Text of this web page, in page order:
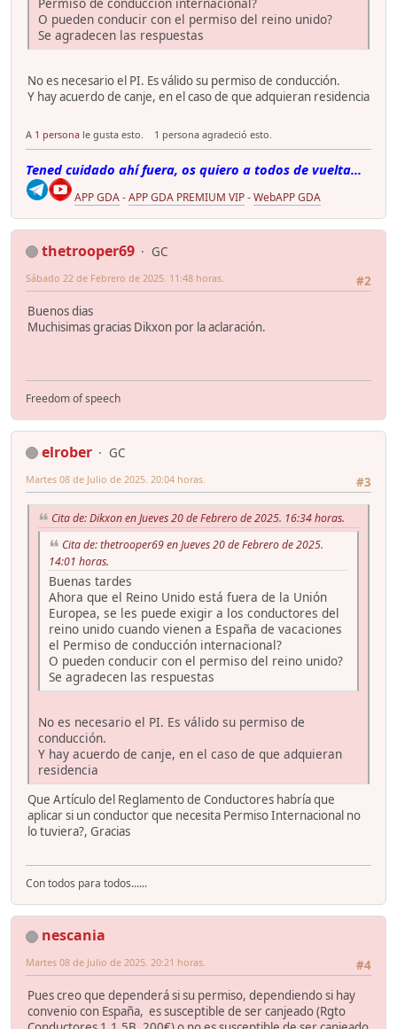
O pueden conducir con el permiso del reino unido?
Se agradecen las respuestas
No es necesario el PI. Es válido su permiso de conducción.
Y hay acuerdo de canje, en el caso de que adquieran residencia
A 1 persona le gusta esto. 1 persona agradeció esto.
Tened cuidado ahí fuera, os quiero a todos de vuelta...
APP GDA-APP GDA PREMIUM VIP-WebAPP GDA
thetrooper69
GC
#2
Sábado 22 de Febrero de 2025. 11:48 horas.
Buenos dias
Muchisimas gracias Dikxon por la aclaración.
Freedom of speech
elrober
GC
#3
Martes 08 de Julio de 2025. 20:04 horas.
Cita de: Dikxon en Jueves 20 de Febrero de 2025. 16:34 horas.
Cita de: thetrooper69 en Jueves 20 de Febrero de 2025.
14:01 horas.
Buenas tardes
Ahora que el Reino Unido está fuera de la Unión
Europea, se les puede exigir a los conductores del
reino unido cuando vienen a España de vacaciones
el Permiso de conducción internacional?
O pueden conducir con el permiso del reino unido?
Se agradecen las respuestas
No es necesario el PI. Es válido su permiso de
conducción.
Y hay acuerdo de canje, en el caso de que adquieran
residencia
Que Artículo del Reglamento de Conductores habría que
aplicar si un conductor que necesita Permiso Internacional no
lo tuviera?, Gracias
Con todos para todos......
nescania
#4
Martes 08 de Julio de 2025. 20:21 horas.
Pues creo que dependerá si su permiso, dependiendo si hay
convenio con España, es susceptible de ser canjeado (Rgto